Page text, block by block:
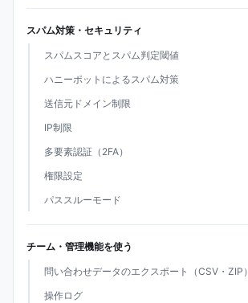
スパム対策・セキュリティ
スパムスコアとスパム判定閾値
ハニーポットによるスパム対策
送信元ドメイン制限
IP制限
多要素認証（2FA）
権限設定
パススルーモード
チーム・管理機能を使う
問い合わせデータのエクスポート（CSV・ZIP）
操作ログ